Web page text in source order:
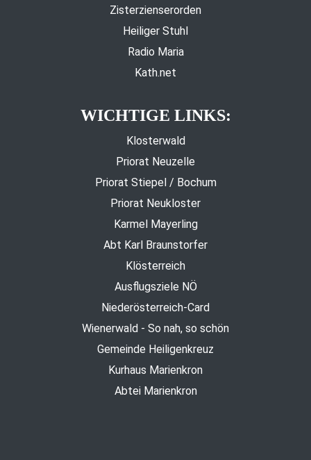
Zisterzienserorden
Heiliger Stuhl
Radio Maria
Kath.net
WICHTIGE LINKS:
Klosterwald
Priorat Neuzelle
Priorat Stiepel / Bochum
Priorat Neukloster
Karmel Mayerling
Abt Karl Braunstorfer
Klösterreich
Ausflugsziele NÖ
Niederösterreich-Card
Wienerwald - So nah, so schön
Gemeinde Heiligenkreuz
Kurhaus Marienkron
Abtei Marienkron